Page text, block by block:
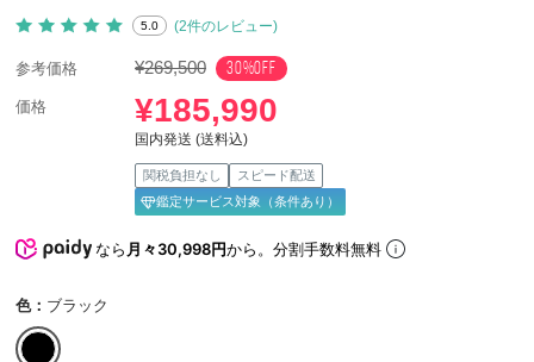
5.0 (2件のレビュー)
参考価格 ¥269,500 30%OFF
価格 ¥185,990
国内発送 (送料込)
関税負担なし
スピード配送
鑑定サービス対象（条件あり）
なら 月々30,998円から。分割手数料無料
色： ブラック